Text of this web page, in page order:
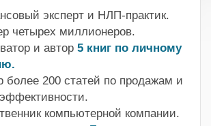
эксперт и НЛП-практик.
четырех миллионеров.
и автор 5 книг по личному
.
более 200 статей по продажам и
компьютерной компании.